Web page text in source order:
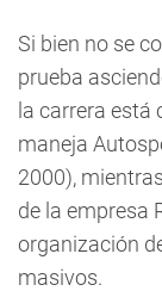
Si bien no se
prueba
la carrera
maneja
2000),
de la empresa
organización
masivos.